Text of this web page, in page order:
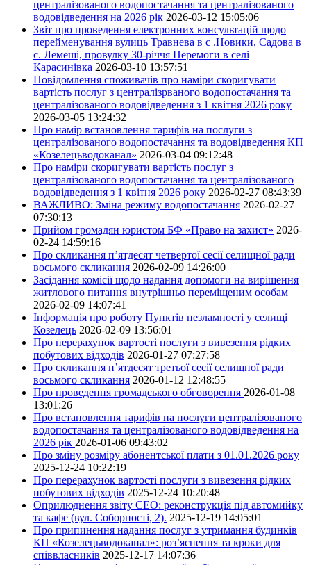
централізованого водопостачання та централізованого
водовідведення на 2026 рік 2026-03-12 15:05:06
Звіт про проведення електронних консультацій щодо
перейменування вулиць Травнева в с .Новики, Садова в
с. Лемеші, провулку 30-річчя Перемоги в селі
Карасинівка 2026-03-10 13:57:51
Повідомлення споживачів про наміри скоригувати
вартість послуг з централізрваного водопостачання та
централізованого водовідведення з 1 квітня 2026 року
2026-03-05 13:24:32
Про намір встановлення тарифів на послуги з
централізованого водопостачання та водовідведення КП
«Козелецьводоканал» 2026-03-04 09:12:48
Про наміри скоригувати вартість послуг з
централізованого водопостачання та централізованого
водовідведення з 1 квітня 2026 року 2026-02-27 08:43:39
ВАЖЛИВО: Зміна режиму водопостачання 2026-02-27
07:30:13
Прийом громадян юристом БФ «Право на захист» 2026-
02-24 14:59:16
Про скликання п’ятдесят четвертої сесії селищної ради
восьмого скликання 2026-02-09 14:26:00
Засідання комісії щодо надання допомоги на вирішення
житлового питання внутрішньо переміщеним особам
2026-02-09 14:07:41
Інформація про роботу Пунктів незламності у селищі
Козелець 2026-02-09 13:56:01
Про перерахунок вартості послуги з вивезення рідких
побутових відходів 2026-01-27 07:27:58
Про скликання п’ятдесят третьої сесії селищної ради
восьмого скликання 2026-01-12 12:48:55
Про проведення громадського обговорення 2026-01-08
13:01:26
Про встановлення тарифів на послуги централізованого
водопостачання та централізованого водовідведення на
2026 рік 2026-01-06 09:43:02
Про зміну розміру абонентської плати з 01.01.2026 року
2025-12-24 10:22:19
Про перерахунок вартості послуги з вивезення рідких
побутових відходів 2025-12-24 10:20:48
Оприлюднення звіту СЕО: реконструкція під автомийку
та кафе (вул. Соборності, 2). 2025-12-19 14:05:01
Про припинення надання послуг з утримання будинків
КП «Козелецьводоканал»: роз’яснення та кроки для
співвласників 2025-12-17 14:07:36